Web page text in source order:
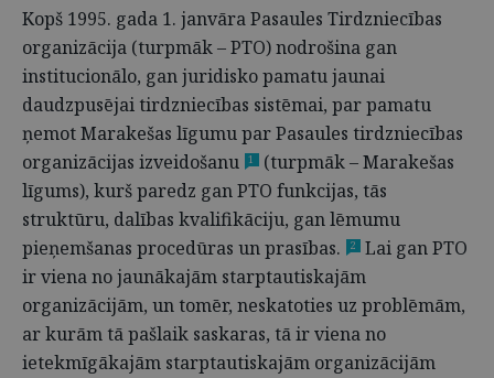
Kopš 1995. gada 1. janvāra Pasaules Tirdzniecības
organizācija (turpmāk – PTO) nodrošina gan
institucionālo, gan juridisko pamatu jaunai
daudzpusējai tirdzniecības sistēmai, par pamatu
ņemot Marakešas līgumu par Pasaules tirdzniecības
organizācijas izveidošanu
1
(turpmāk – Marakešas
līgums), kurš paredz gan PTO funkcijas, tās
struktūru, dalības kvalifikāciju, gan lēmumu
pieņemšanas procedūras un prasības.
2
Lai gan PTO
ir viena no jaunākajām starptautiskajām
organizācijām, un tomēr, neskatoties uz problēmām,
ar kurām tā pašlaik saskaras, tā ir viena no
ietekmīgākajām starptautiskajām organizācijām